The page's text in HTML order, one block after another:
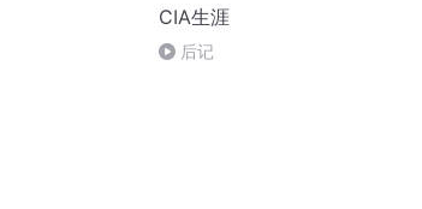
CIA生涯
后记